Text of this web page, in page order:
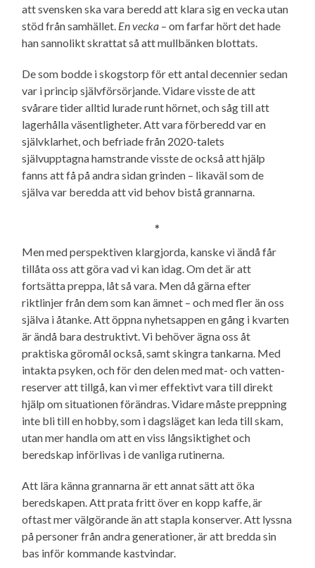
att svensken ska vara beredd att klara sig en vecka utan
stöd från samhället. En vecka – om farfar hört det hade
han sannolikt skrattat så att mullbänken blottats.
De som bodde i skogstorp för ett antal decennier sedan
var i princip själv­försörjande. Vidare visste de att
svårare tider alltid lurade runt hörnet, och såg till att
lagerhålla väsentligheter. Att vara förberedd var en
självklarhet, och befriade från 2020-talets
självupptagna hamstrande visste de också att hjälp
fanns att få på andra sidan grinden – likaväl som de
själva var beredda att vid behov bistå grannarna.
*
Men med perspektiven klargjorda, kanske vi ändå får
tillåta oss att göra vad vi kan idag. Om det är att
fortsätta preppa, låt så vara. Men då gärna efter
riktlinjer från dem som kan ämnet – och med fler än oss
själva i åtanke. Att öppna nyhetsappen en gång i kvarten
är ändå bara destruktivt. Vi behöver ägna oss åt
praktiska göromål också, samt skingra tankarna. Med
intakta psyken, och för den delen med mat- och vatten­
reserver att tillgå, kan vi mer effektivt vara till direkt
hjälp om situationen förändras. Vidare måste preppning
inte bli till en hobby, som i dagsläget kan leda till skam,
utan mer handla om att en viss långsiktighet och
beredskap införlivas i de vanliga rutinerna.
Att lära känna grannarna är ett annat sätt att öka
beredskapen. Att prata fritt över en kopp kaffe, är
oftast mer välgörande än att stapla konserver. Att lyssna
på personer från andra generationer, är att bredda sin
bas inför kommande kastvindar.